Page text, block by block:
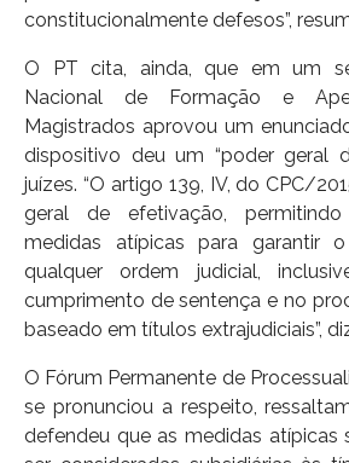
constitucionalmente defesos”,
O PT cita, ainda, que em um
Nacional de Formação e
Magistrados aprovou um
dispositivo deu um “poder geral
juízes. “O artigo 139, IV, do CPC/
geral de efetivação,
medidas atípicas para garantir
qualquer ordem judicial,
cumprimento de sentença e no
baseado em títulos extrajudiciais”,
O Fórum Permanente de
se pronunciou a respeito,
defendeu que as medidas atípicas